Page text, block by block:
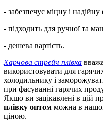
- забезпечує міцну і надійну
- підходить для ручної та
- дешева вартість.
Харчова стрейч плівка
використовувати для
холодильнику і
при фасуванні гарячих
Якщо ви зацікавлені в цій
плівку оптом можна в
ціною.